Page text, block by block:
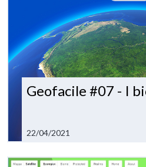
Geofacile #07 - I
22/04/2021